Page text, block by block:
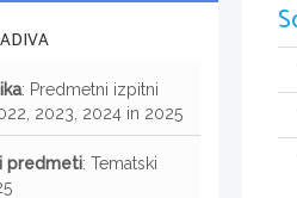
: Predmetni izpitni
2023, 2024 in 2025
predmeti: Tematski